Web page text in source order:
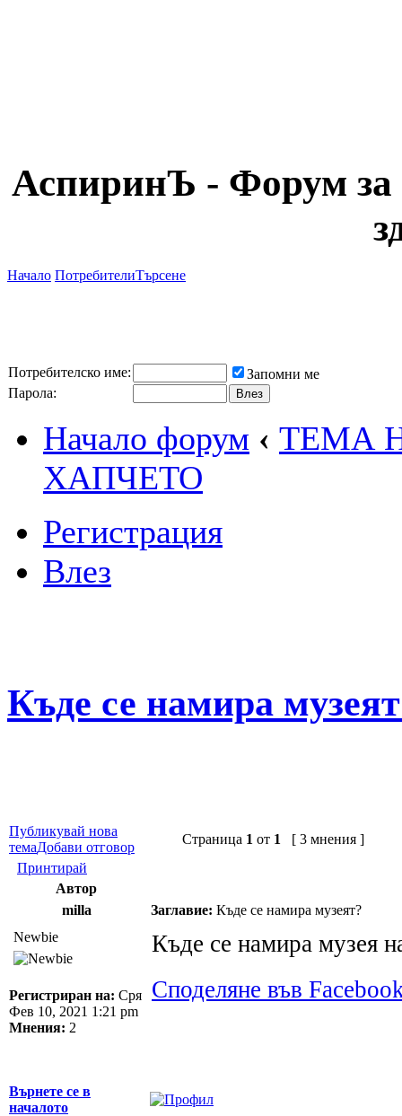
АспиринЪ - Форум за
Начало ПотребителиТърсене
Потребителско име:
Запомни ме
Парола:
Начало форум ‹ ТЕМА
ХАПЧЕТО
Регистрация
Влез
Къде се намира
Публикувай нова
темаДобави отговор
Страница 1 от 1
[ 3 мнения ]
Принтирай
Автор
milla
Заглавие: Къде се намира музеят?
Newbie
Регистриран на: Сря
Фев 10, 2021 1:21 pm
Мнения: 2
Къде се намира музея
Споделяне във
Върнете се в
началото